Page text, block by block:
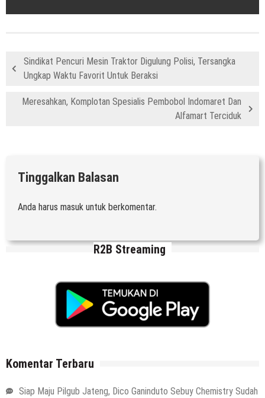
Sindikat Pencuri Mesin Traktor Digulung Polisi, Tersangka
Ungkap Waktu Favorit Untuk Beraksi
Meresahkan, Komplotan Spesialis Pembobol Indomaret Dan
Alfamart Terciduk
Tinggalkan Balasan
Anda harus masuk untuk berkomentar.
R2B Streaming
Komentar Terbaru
Siap Maju Pilgub Jateng, Dico Ganinduto Sebuy Chemistry Sudah